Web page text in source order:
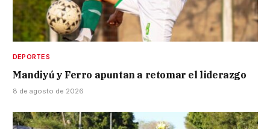
DEPORTES
Mandiyú y Ferro apuntan a retomar el liderazgo
8 de agosto de 2026